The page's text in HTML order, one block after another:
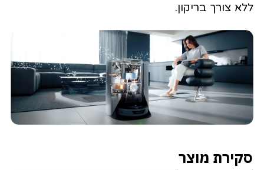
ללא צורך בריקון.
סקירת מוצר